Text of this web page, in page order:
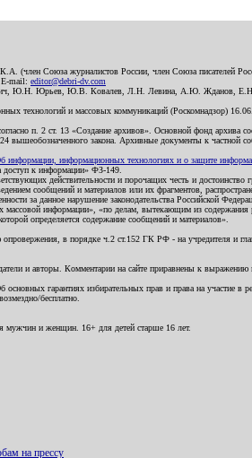
(член Союза журналистов России, член Союза писателей
. E-mail: editor@debri-dv.com
Ю.Н. Юрьев, Ю.В. Ковалев, Л.Н. Левина, А.Ю. Жданов,
технологий и массовых коммуникаций (Роскомнадзор)
согласно п. 2 ст. 13 «Создание архивов». Основной фонд архива
закона. Архивные документы к частной
информации, информационных технологиях и о защите
доступ к информации» ФЗ-149.
действительности и порочащих честь и
сообщений и материалов или их фрагментов,
за данное нарушение законодательства Российской
информации», «по делам, вытекающим из содержания
определяется содержание сообщений и материалов».
в порядке ч.2 ст.152 ГК РФ - на учредителя и
и авторы. Комментарии на сайте приравнены к
гарантиях избирательных прав и права на участие в
бесплатно.
мужчин и женщин. 16+ для детей старше 16 лет.